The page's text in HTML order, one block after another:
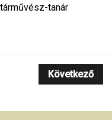
tanár
Következő